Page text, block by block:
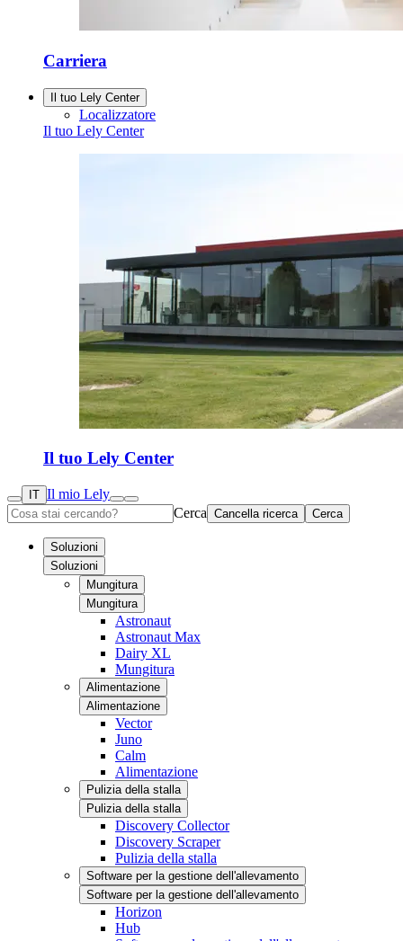
Carriera
Il tuo Lely Center
Localizzatore
Il tuo Lely Center
Il tuo Lely Center
IT Il mio Lely
Cerca Cancella ricerca Cerca
Soluzioni
Soluzioni
Mungitura
Mungitura
Astronaut
Astronaut Max
Dairy XL
Mungitura
Alimentazione
Alimentazione
Vector
Juno
Calm
Alimentazione
Pulizia della stalla
Pulizia della stalla
Discovery Collector
Discovery Scraper
Pulizia della stalla
Software per la gestione dell'allevamento
Software per la gestione dell'allevamento
Horizon
Hub